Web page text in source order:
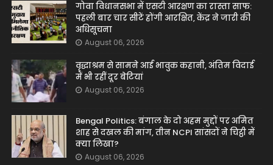
गोवा विधानसभा में एसटी आरक्षण का रास्ता साफ:
पहली बार चार सीटें होंगी आरक्षित, केंद्र ने जारी की
अधिसूचना
August 06, 2026
वृद्धाश्रम से सामने आई भावुक कहानी, अंतिम विदाई
में भी रहीं दूर बेटियां
August 06, 2026
Bengal Politics: बंगाल के दो अहम मुद्दों पर अमित
शाह से दखल की मांग, तीन NCPI सांसदों ने चिट्ठी में
क्या लिखा?
August 06, 2026